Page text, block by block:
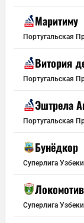
Маритиму
Португальская
Португальская
Эштрела
Португальская
Бунёдкор
Суперлига
Суперлига